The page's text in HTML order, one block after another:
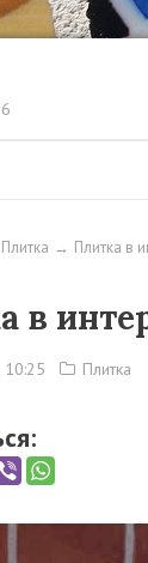
Плитка Плитка в
в
10:25 Плитка